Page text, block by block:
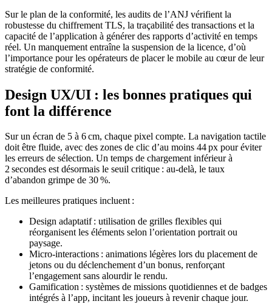
Sur le plan de la conformité, les audits de l’ANJ vérifient la
robustesse du chiffrement TLS, la traçabilité des transactions et la
capacité de l’application à générer des rapports d’activité en temps
réel. Un manquement entraîne la suspension de la licence, d’où
l’importance pour les opérateurs de placer le mobile au cœur de leur
stratégie de conformité.
Design UX/UI : les bonnes pratiques qui
font la différence
Sur un écran de 5 à 6 cm, chaque pixel compte. La navigation tactile
doit être fluide, avec des zones de clic d’au moins 44 px pour éviter
les erreurs de sélection. Un temps de chargement inférieur à
2 secondes est désormais le seuil critique : au-delà, le taux
d’abandon grimpe de 30 %.
Les meilleures pratiques incluent :
Design adaptatif : utilisation de grilles flexibles qui
réorganisent les éléments selon l’orientation portrait ou
paysage.
Micro‑interactions : animations légères lors du placement de
jetons ou du déclenchement d’un bonus, renforçant
l’engagement sans alourdir le rendu.
Gamification : systèmes de missions quotidiennes et de badges
intégrés à l’app, incitant les joueurs à revenir chaque jour.